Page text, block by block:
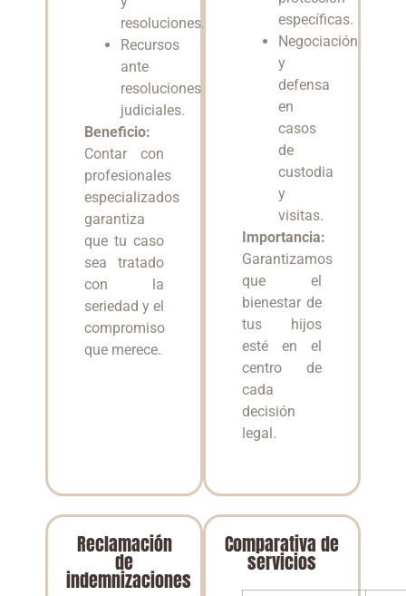
resoluciones.
Recursos
ante
resoluciones
judiciales.
Beneficio:
Contar con
profesionales
especializados
garantiza
que tu caso
sea tratado
con la
seriedad y el
compromiso
que merece.
específicas.
Negociación
y
defensa
en
casos
de
custodia
y
visitas.
Importancia:
Garantizamos
que el
bienestar de
tus hijos
esté en el
centro de
cada
decisión
legal.
Reclamación
de
indemnizaciones
Comparativa de
servicios